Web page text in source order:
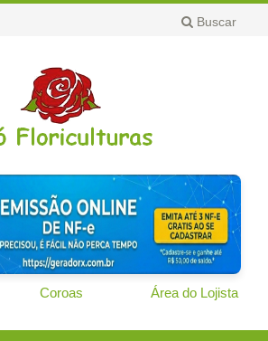
Buscar
Coroas Área do Lojista